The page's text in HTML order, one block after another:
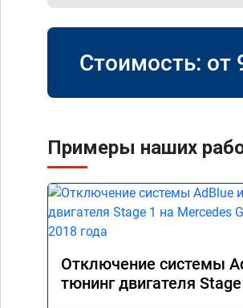
Стоимость: от
Примеры наших
Отключение системы
тюнинг двигателя